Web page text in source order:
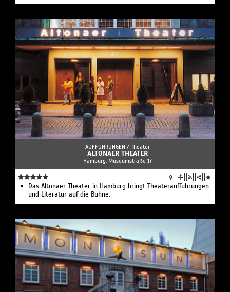
AUFFÜHRUNGEN / Theater
ALTONAER THEATER
Hamburg, Museumstraße 17
Das Altonaer Theater in Hamburg bringt Theateraufführungen
und Literatur auf die Bühne.